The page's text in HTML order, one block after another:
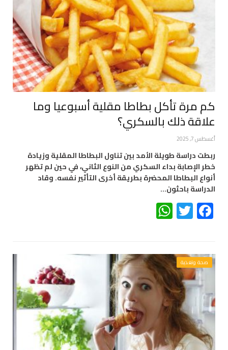
كم مرة تأكل بطاطا مقلية أسبوعيا وما
علاقة ذلك بالسكري؟
أغسطس 7, 2025
ربطت دراسة طويلة الأمد بين تناول البطاطا المقلية وزيادة
خطر الإصابة بداء السكري من النوع الثاني، في حين لم تظهر
أنواع البطاطا المحضرة بطريقة أخرى التأثير نفسه. وقاد
الدراسة باحثون…
Facebook
Twitter
صحة وتغذية